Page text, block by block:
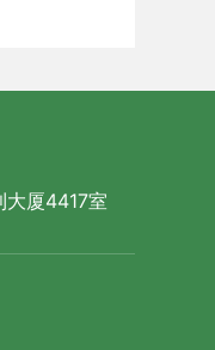
大厦4417室